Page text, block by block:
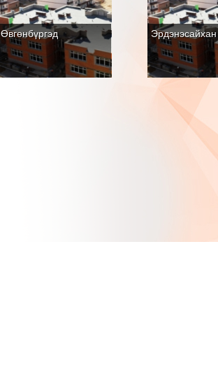
Өвгөнбүргэд Эрдэнэсайхан